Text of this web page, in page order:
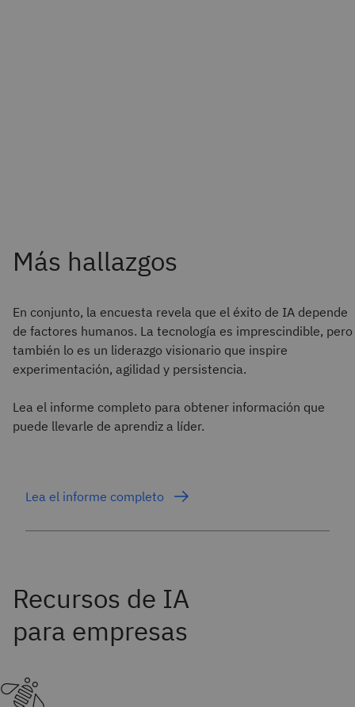
En conjunto, la encuesta revela que el éxito de IA depende
de factores humanos. La tecnología es imprescindible, pero
también lo es un liderazgo visionario que inspire
experimentación, agilidad y persistencia.
Lea el informe completo para obtener información que
puede llevarle de aprendiz a líder.
Lea el informe completo